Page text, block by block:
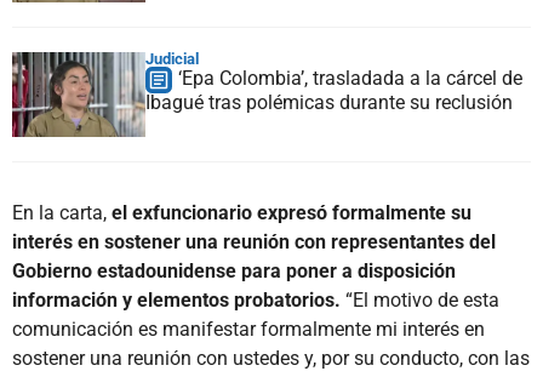
Judicial
‘Epa Colombia’, trasladada a la cárcel de
Ibagué tras polémicas durante su reclusión
En la carta, el exfuncionario expresó formalmente su
interés en sostener una reunión con representantes del
Gobierno estadounidense para poner a disposición
información y elementos probatorios. “El motivo de esta
comunicación es manifestar formalmente mi interés en
sostener una reunión con ustedes y, por su conducto, con las